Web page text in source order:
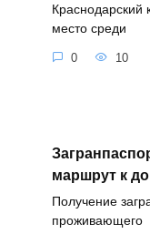
Краснодарский
место среди
0 10
маршрут к
Получение
проживающего